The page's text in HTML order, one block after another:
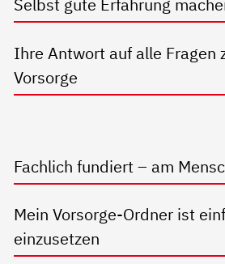
Selbst gute Erfahrung
Ihre Antwort auf alle Fragen
Vorsorge
Fachlich fundiert – am
Mein Vorsorge-Ordner ist
einzusetzen